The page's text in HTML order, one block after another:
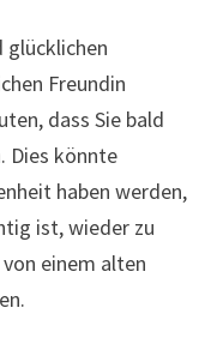
glücklichen
Freundin
dass Sie bald
Dies könnte
haben werden,
ist, wieder zu
einem alten